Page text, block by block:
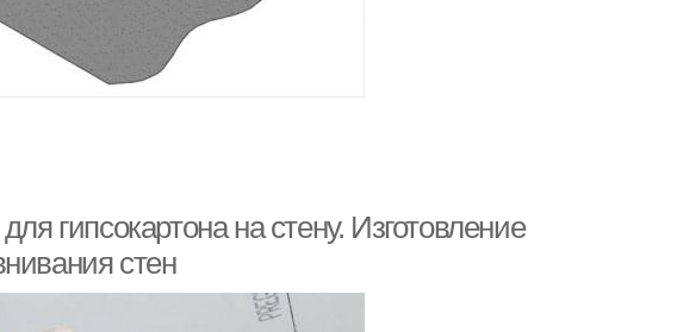
гипсокартона на стену. Изготовление
стен